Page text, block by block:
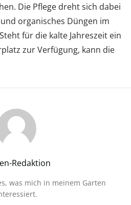
Die Pflege dreht sich dabei
organisches Düngen im
für die kalte Jahreszeit ein
zur Verfügung, kann die
Redaktion
was mich in meinem Garten